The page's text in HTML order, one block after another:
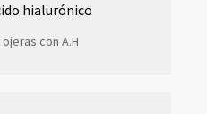
hialurónico
con A.H